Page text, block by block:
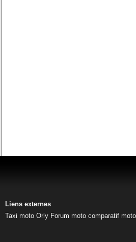
Liens externes
Taxi moto Orly Forum moto comparatif moto